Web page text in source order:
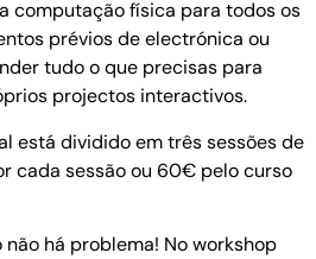
computação física para todos os
prévios de electrónica ou
tudo o que precisas para
projectos interactivos.
está dividido em três sessões de
cada sessão ou 60€ pelo curso
há pro­blema! No workshop